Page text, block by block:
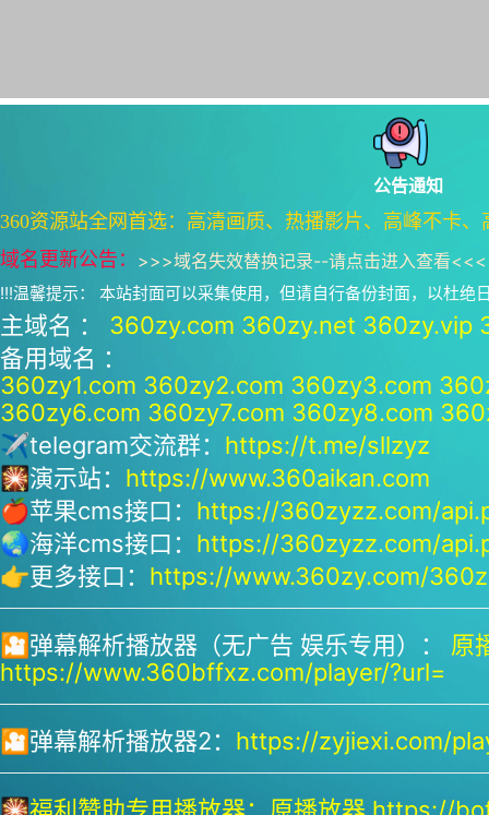
公告通知
360资源站全网首选：高清画质、热播影片、高峰不卡
域名更新公告： >>>域名失效替换记录--请点击进入查看<<<
!!!温馨提示： 本站封面可以采集使用，但请自行备份封面，以杜绝
主域名 ： 360zy.com 360zy.net 360zy.vip
备用域名 ：
360zy1.com 360zy2.com 360zy3.com
360zy6.com 360zy7.com 360zy8.com
✈telegram交流群： https://t.me/sllzyz
🎇演示站： https://www.360aikan.com
🍎苹果cms接口： https://360zyzz.com/
🌏海洋cms接口： https://360zyzz.com/
👉更多接口： https://www.360zy.com/
🎦弹幕解析播放器（无广告 娱乐专用）： 原
https://www.360bffxz.com/player/?url=
🎦弹幕解析播放器2： https://zyjiexi.com/